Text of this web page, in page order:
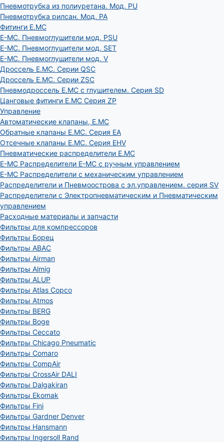
Пневмотрубка из полиуретана. Мод. РU
Пневмотрубка рилсан. Мод. PA
Фитинги E.MC
E-MC. Пневмоглушители мод. PSU
E-MC. Пневмоглушители мод. SET
E-MC. Пневмоглушители мод. V
Дроссель E.MC. Серии QSC
Дроссель E.MC. Серии ZSC
Пневмодроссель E.MC с глушителем. Серия SD
Цанговые фитинги E.MC Серия ZP
Управление
Автоматические клапаны, Е.МС
Обратные клапаны E.MC. Серия EA
Отсечные клапаны E.MC. Серия EHV
Пневматические распределители E.MC
E-MC Распределители E-MC с ручным управлением
E-MC Распределители с механическим управлением
Распределители и Пневмоострова с эл.управлением. серия SV
Распределители с Электропневматическим и Пневматическим
управлением
Расходные материалы и запчасти
Фильтры для компрессоров
Фильтры Борец
Фильтры ABAC
Фильтры Airman
Фильтры Almig
Фильтры ALUP
Фильтры Atlas Copco
Фильтры Atmos
Фильтры BERG
Фильтры Boge
Фильтры Ceccato
Фильтры Chicago Pneumatic
Фильтры Comaro
Фильтры CompAir
Фильтры CrossAir DALI
Фильтры Dalgakiran
Фильтры Ekomak
Фильтры Fini
Фильтры Gardner Denver
Фильтры Hansmann
Фильтры Ingersoll Rand